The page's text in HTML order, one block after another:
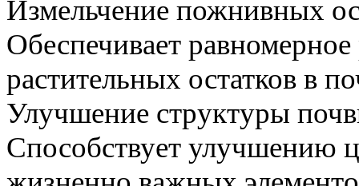
Измельчение пожнивных
Обеспечивает
растительных остатков в
Улучшение структуры
Способствует улучшению